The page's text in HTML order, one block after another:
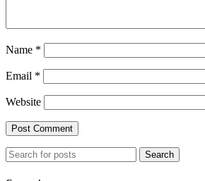
Name *
Email *
Website
Search